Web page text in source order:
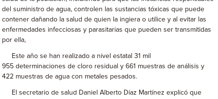
del suministro de agua, controlen las sustancias tóxicas que puede
contener dañando la salud de quien la ingiera o utilice y al evitar las
enfermedades infecciosas y parasitarias que pueden ser transmitidas
por ella,
Este año se han realizado a nivel estatal 31 mil
955 determinaciones de cloro residual y 661 muestras de análisis y
422 muestras de agua con metales pesados.
El secretario de salud Daniel Alberto Díaz Martínez explicó que